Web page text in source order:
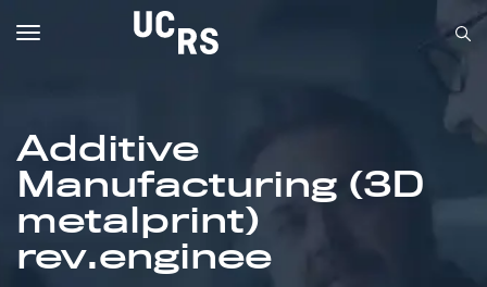
Om UCRS
Bliv faglært
Kursus
Additive
Manufacturing (3D
metalprint)
rev.enginee